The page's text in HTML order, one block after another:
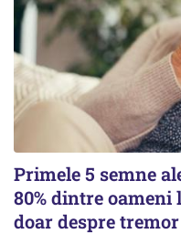
Primele 5 semne
80% dintre oameni
doar despre tremor